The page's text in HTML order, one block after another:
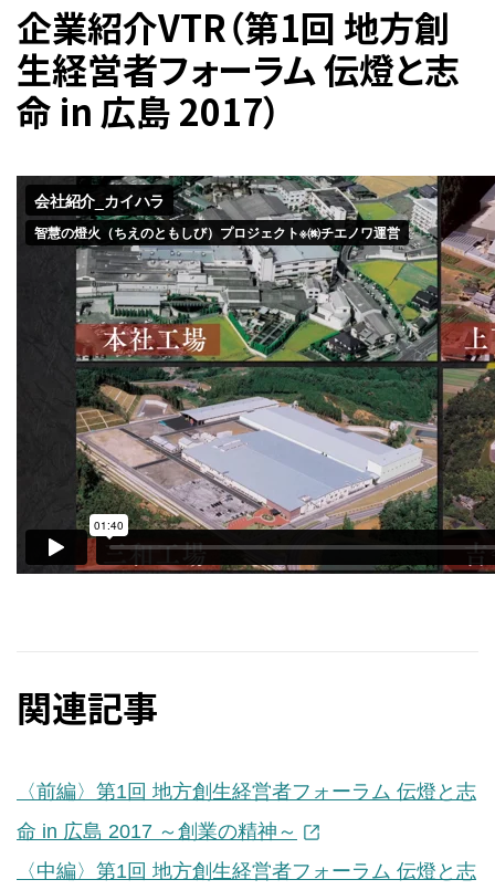
企業紹介VTR（第1回 地方創
生経営者フォーラム 伝燈と志
命 in 広島 2017）
関連記事
〈前編〉第1回 地方創生経営者フォーラム 伝燈と志
命 in 広島 2017 ～創業の精神～
〈中編〉第1回 地方創生経営者フォーラム 伝燈と志